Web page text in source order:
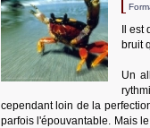
Il
bruit
Un
cependant loin de la
parfois l'épouvantable. Mais